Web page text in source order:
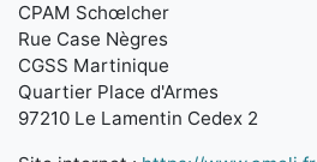
CPAM Schœlcher
Rue Case Nègres
CGSS Martinique
Quartier Place d'Armes
97210 Le Lamentin Cedex 2